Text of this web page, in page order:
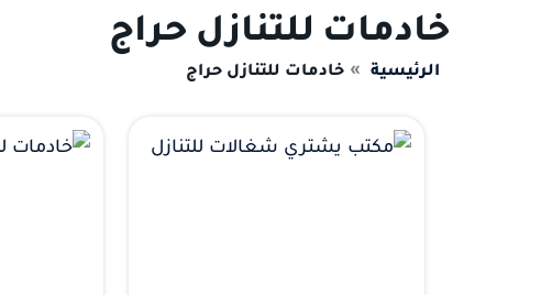
خادمات للتنازل حراج
الرئيسية خادمات للتنازل حراج